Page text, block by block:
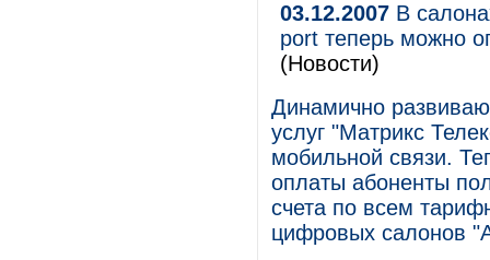
03.12.2007 В
port теперь можно
(Новости)
Динамично
услуг "Матрикс
мобильной связи.
оплаты абоненты
счета по всем
цифровых салонов